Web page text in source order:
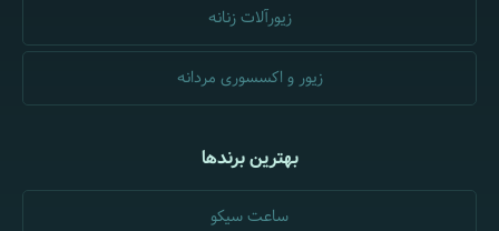
زیورآلات زنانه
زیور و اکسسوری مردانه
بهترین برندها
ساعت سیکو